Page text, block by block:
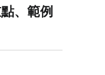
、範例